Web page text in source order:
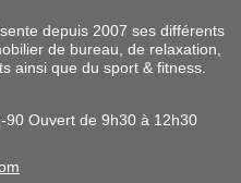
depuis 2007 ses différents
de bureau, de relaxation,
ainsi que du sport & fitness.
Ouvert de 9h30 à 12h30